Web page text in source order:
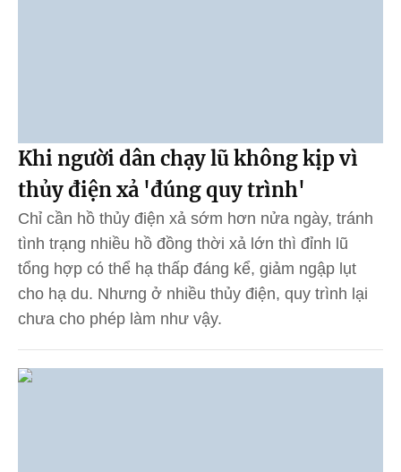
Khi người dân chạy lũ không kịp vì
thủy điện xả 'đúng quy trình'
Chỉ cần hồ thủy điện xả sớm hơn nửa ngày, tránh
tình trạng nhiều hồ đồng thời xả lớn thì đỉnh lũ
tổng hợp có thể hạ thấp đáng kể, giảm ngập lụt
cho hạ du. Nhưng ở nhiều thủy điện, quy trình lại
chưa cho phép làm như vậy.